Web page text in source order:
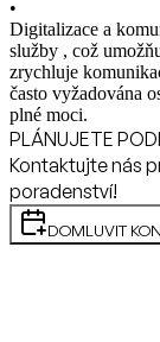
•
Digitalizace a
služby , což
zrychluje
často vyžadována
plné moci.
PLÁNUJETE
Kontaktujte nás
poradenství!
DOMLUVIT